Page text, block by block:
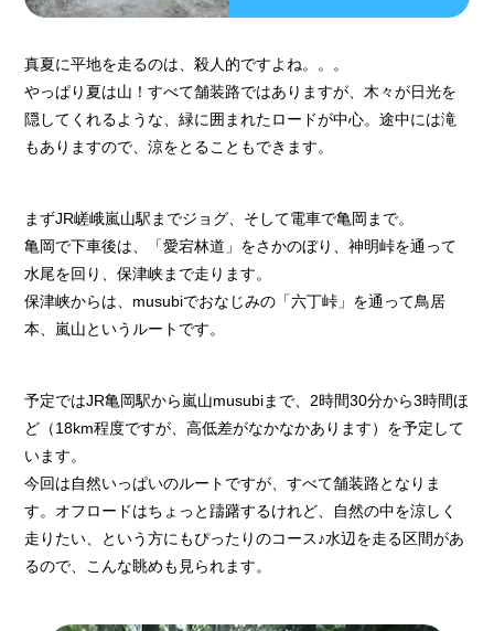
真夏に平地を走るのは、殺人的ですよね。。。
やっぱり夏は山！すべて舗装路ではありますが、木々が日光を
隠してくれるような、緑に囲まれたロードが中心。途中には滝
もありますので、涼をとることもできます。
まずJR嵯峨嵐山駅までジョグ、そして電車で亀岡まで。
亀岡で下車後は、「愛宕林道」をさかのぼり、神明峠を通って
水尾を回り、保津峡まで走ります。
保津峡からは、musubiでおなじみの「六丁峠」を通って鳥居
本、嵐山というルートです。
予定ではJR亀岡駅から嵐山musubiまで、2時間30分から3時間ほ
ど（18km程度ですが、高低差がなかなかあります）を予定して
います。
今回は自然いっぱいのルートですが、すべて舗装路となりま
す。オフロードはちょっと躊躇するけれど、自然の中を涼しく
走りたい、という方にもぴったりのコース♪水辺を走る区間があ
るので、こんな眺めも見られます。